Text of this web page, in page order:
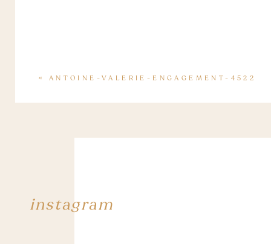
« ANTOINE-VALERIE-ENGAGEMENT-4522
instagram